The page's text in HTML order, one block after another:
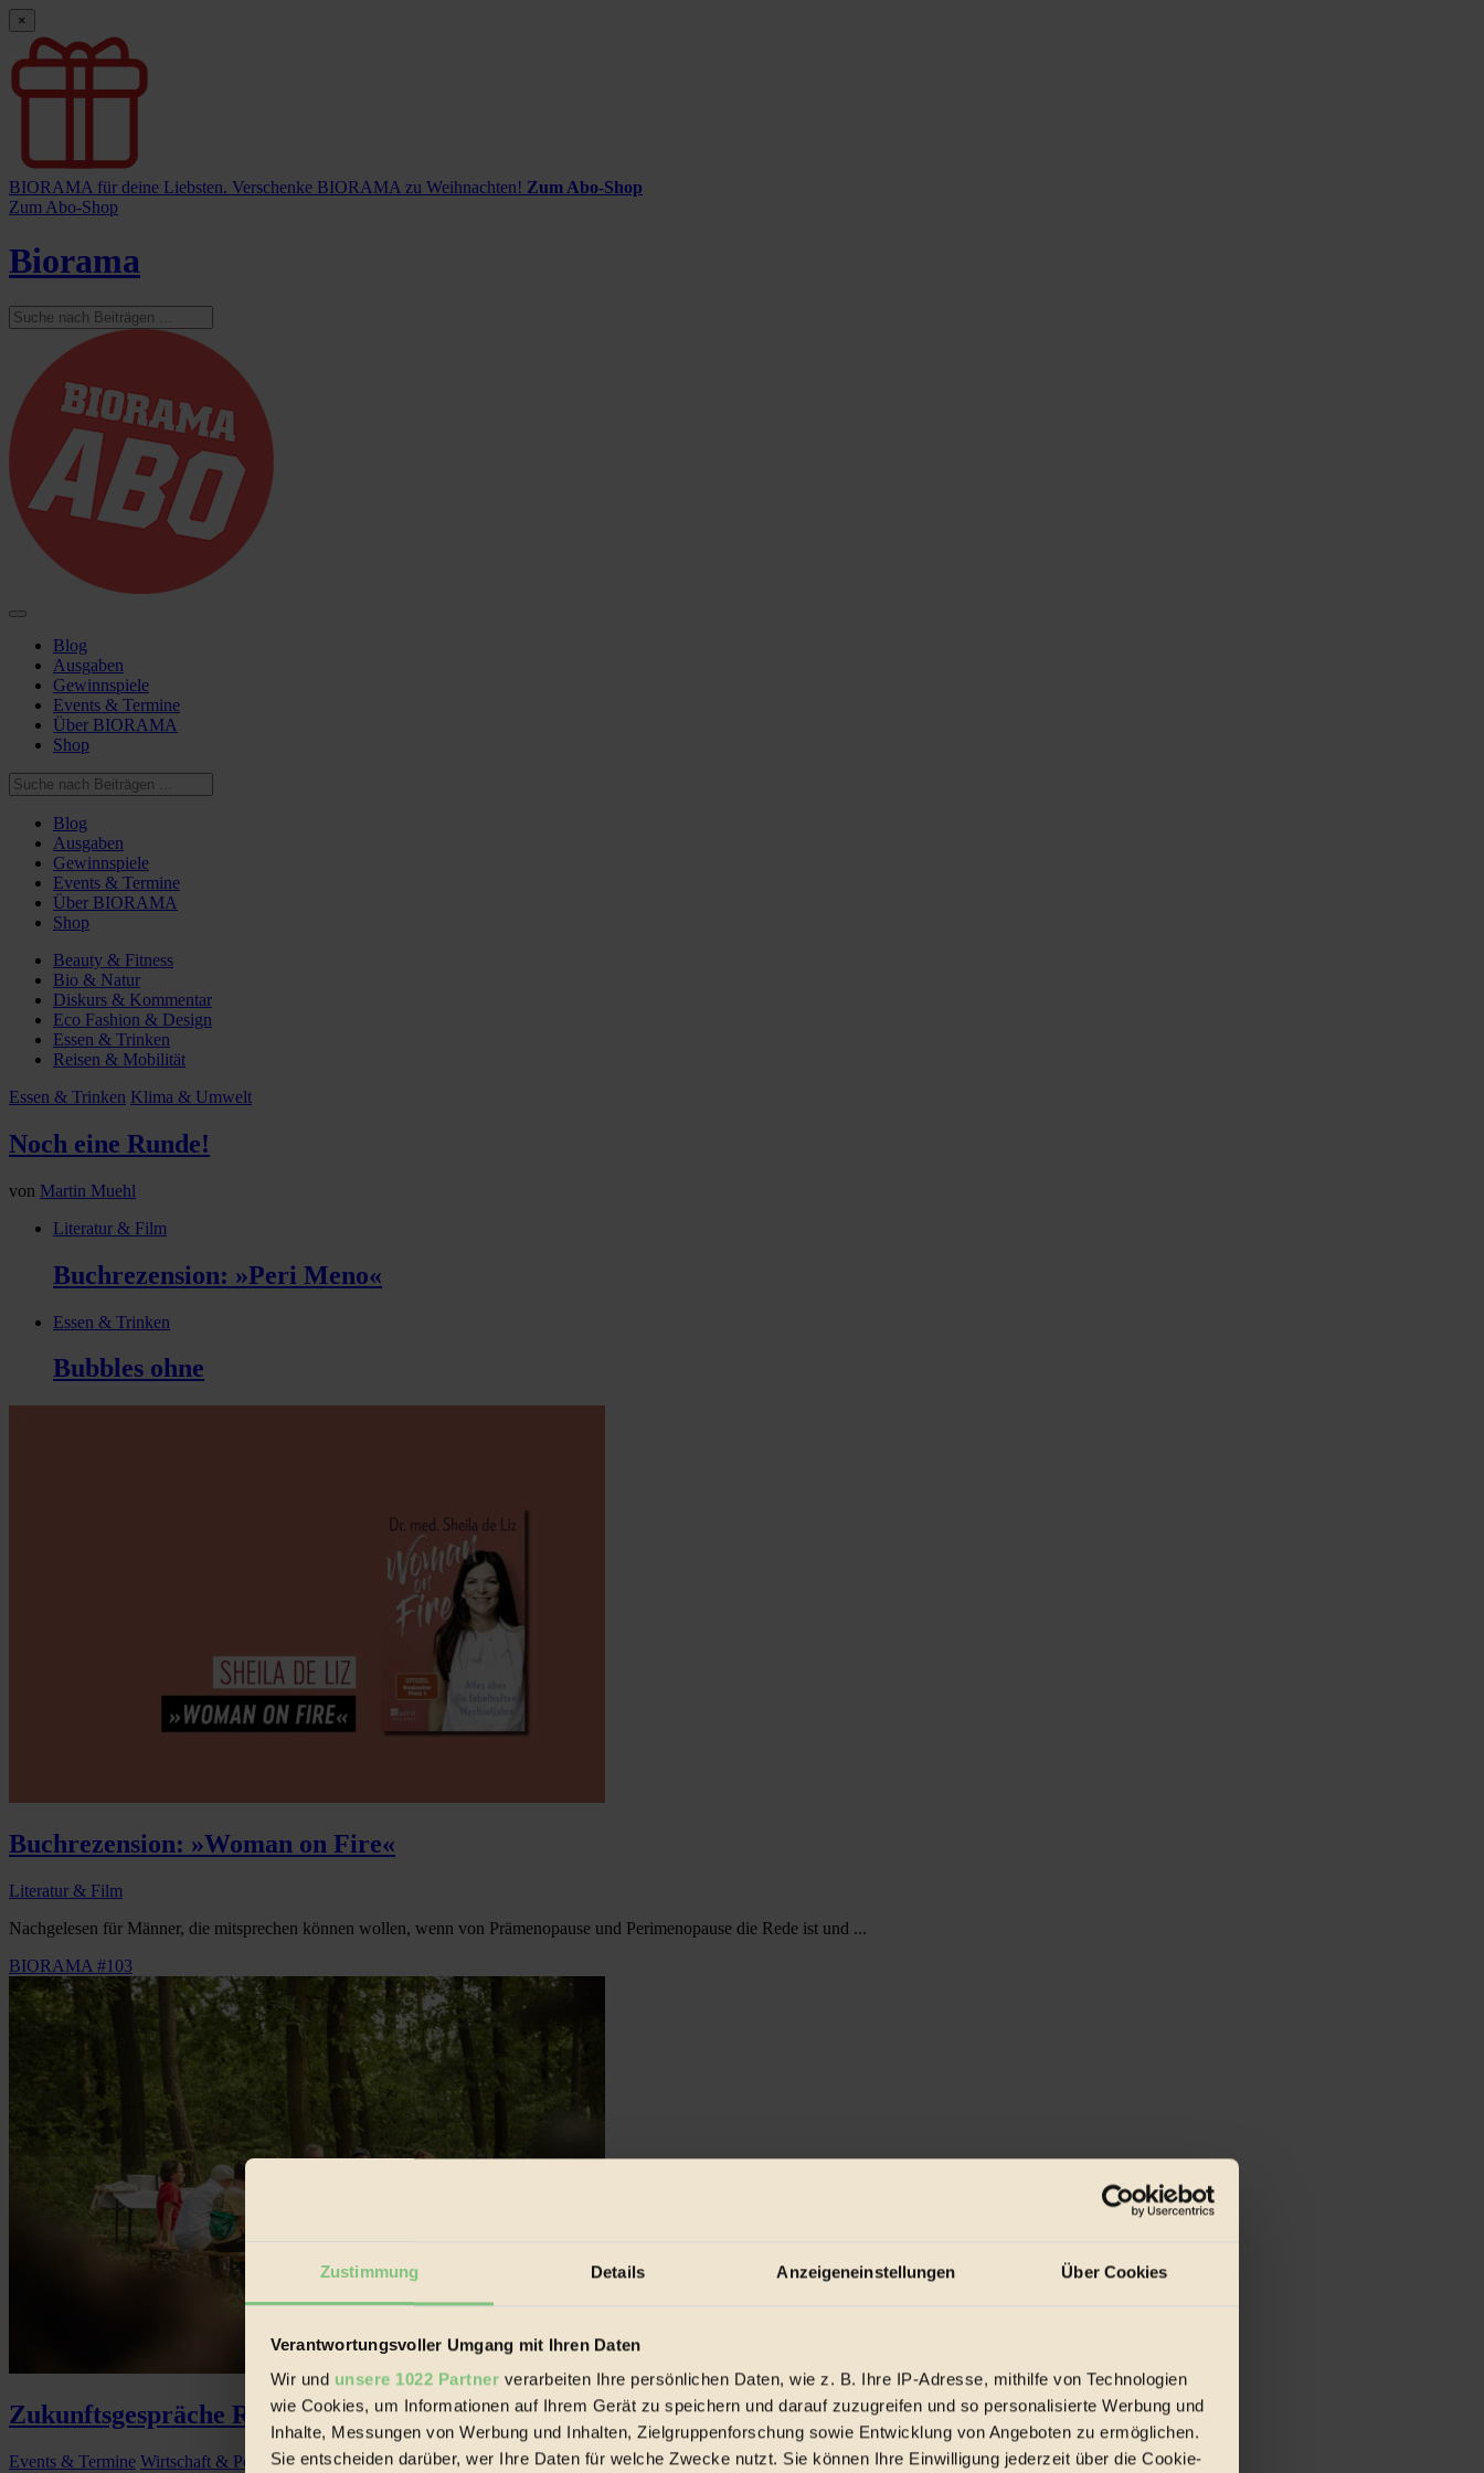
Zustimmung Details Anzeigeneinstellungen Über Cookies
Verantwortungsvoller Umgang mit Ihren Daten
Wir und unsere 1022 Partner verarbeiten Ihre persönlichen Daten, wie z. B. Ihre IP-Adresse, mithilfe von Technologien
wie Cookies, um Informationen auf Ihrem Gerät zu speichern und darauf zuzugreifen und so personalisierte Werbung und
Inhalte, Messungen von Werbung und Inhalten, Zielgruppenforschung sowie Entwicklung von Angeboten zu ermöglichen.
Sie entscheiden darüber, wer Ihre Daten für welche Zwecke nutzt. Sie können Ihre Einwilligung jederzeit über die Cookie-
×
BIORAMA für deine Liebsten. Verschenke BIORAMA zu Weihnachten! Zum Abo-Shop
Zum Abo-Shop
Biorama
Blog
Ausgaben
Gewinnspiele
Events & Termine
Über BIORAMA
Shop
Blog
Ausgaben
Gewinnspiele
Events & Termine
Über BIORAMA
Shop
Beauty & Fitness
Bio & Natur
Diskurs & Kommentar
Eco Fashion & Design
Essen & Trinken
Reisen & Mobilität
Essen & Trinken Klima & Umwelt
Noch eine Runde!
von Martin Muehl
Literatur & Film
Buchrezension: »Peri Meno«
Essen & Trinken
Bubbles ohne
Buchrezension: »Woman on Fire«
Literatur & Film
Nachgelesen für Männer, die mitsprechen können wollen, wenn von Prämenopause und Perimenopause die Rede ist und ...
BIORAMA #103
Zukunftsgespräche Ronthal für regeneratives Wirtschaften
Events & Termine Wirtschaft & Politik